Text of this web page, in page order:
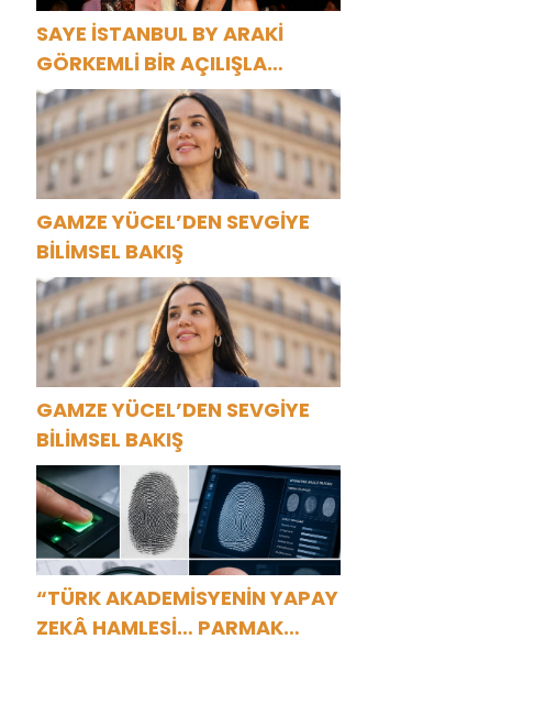
SAYE İSTANBUL BY ARAKİ
GÖRKEMLİ BİR AÇILIŞLA
KAPILARINI AÇTI!
GAMZE YÜCEL’DEN SEVGİYE
BİLİMSEL BAKIŞ
GAMZE YÜCEL’DEN SEVGİYE
BİLİMSEL BAKIŞ
“TÜRK AKADEMİSYENİN YAPAY
ZEKÂ HAMLESİ… PARMAK